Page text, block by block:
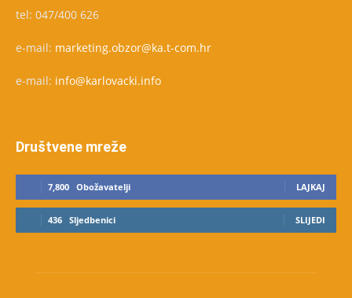
tel: 047/400 626
e-mail: marketing.obzor@ka.t-com.hr
e-mail: info@karlovacki.info
Društvene mreže
7,800 Obožavatelji LAJKAJ
436 Sljedbenici SLIJEDI